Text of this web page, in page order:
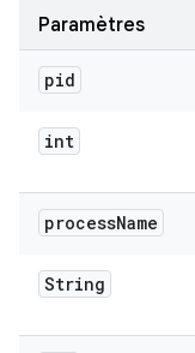
Paramètres
pid
int
processName
String